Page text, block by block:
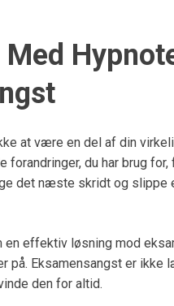
Med
at være en del af din
forandringer, du har brug
det næste skridt og slippe
en effektiv løsning mod
på. Eksamensangst er
den for altid.